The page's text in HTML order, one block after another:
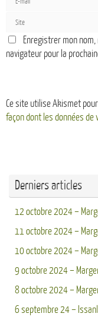
Enregistrer mon
navigateur pour la
Ce site utilise Akismet
façon dont les données
Derniers articles
12 octobre 2024 –
11 octobre 2024 –
10 octobre 2024 –
9 octobre 2024 –
8 octobre 2024 –
6 septembre 24 –